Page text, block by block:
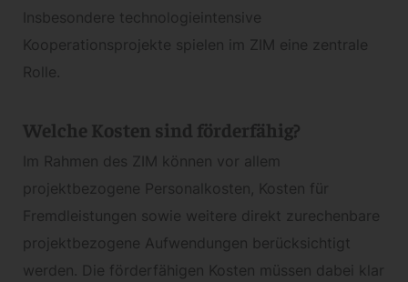
Insbesondere technologieintensive
Kooperationsprojekte spielen im ZIM eine zentrale
Rolle.
Welche Kosten sind förderfähig?
Im Rahmen des ZIM können vor allem
projektbezogene Personalkosten, Kosten für
Fremdleistungen sowie weitere direkt zurechenbare
projektbezogene Aufwendungen berücksichtigt
werden. Die förderfähigen Kosten müssen dabei klar